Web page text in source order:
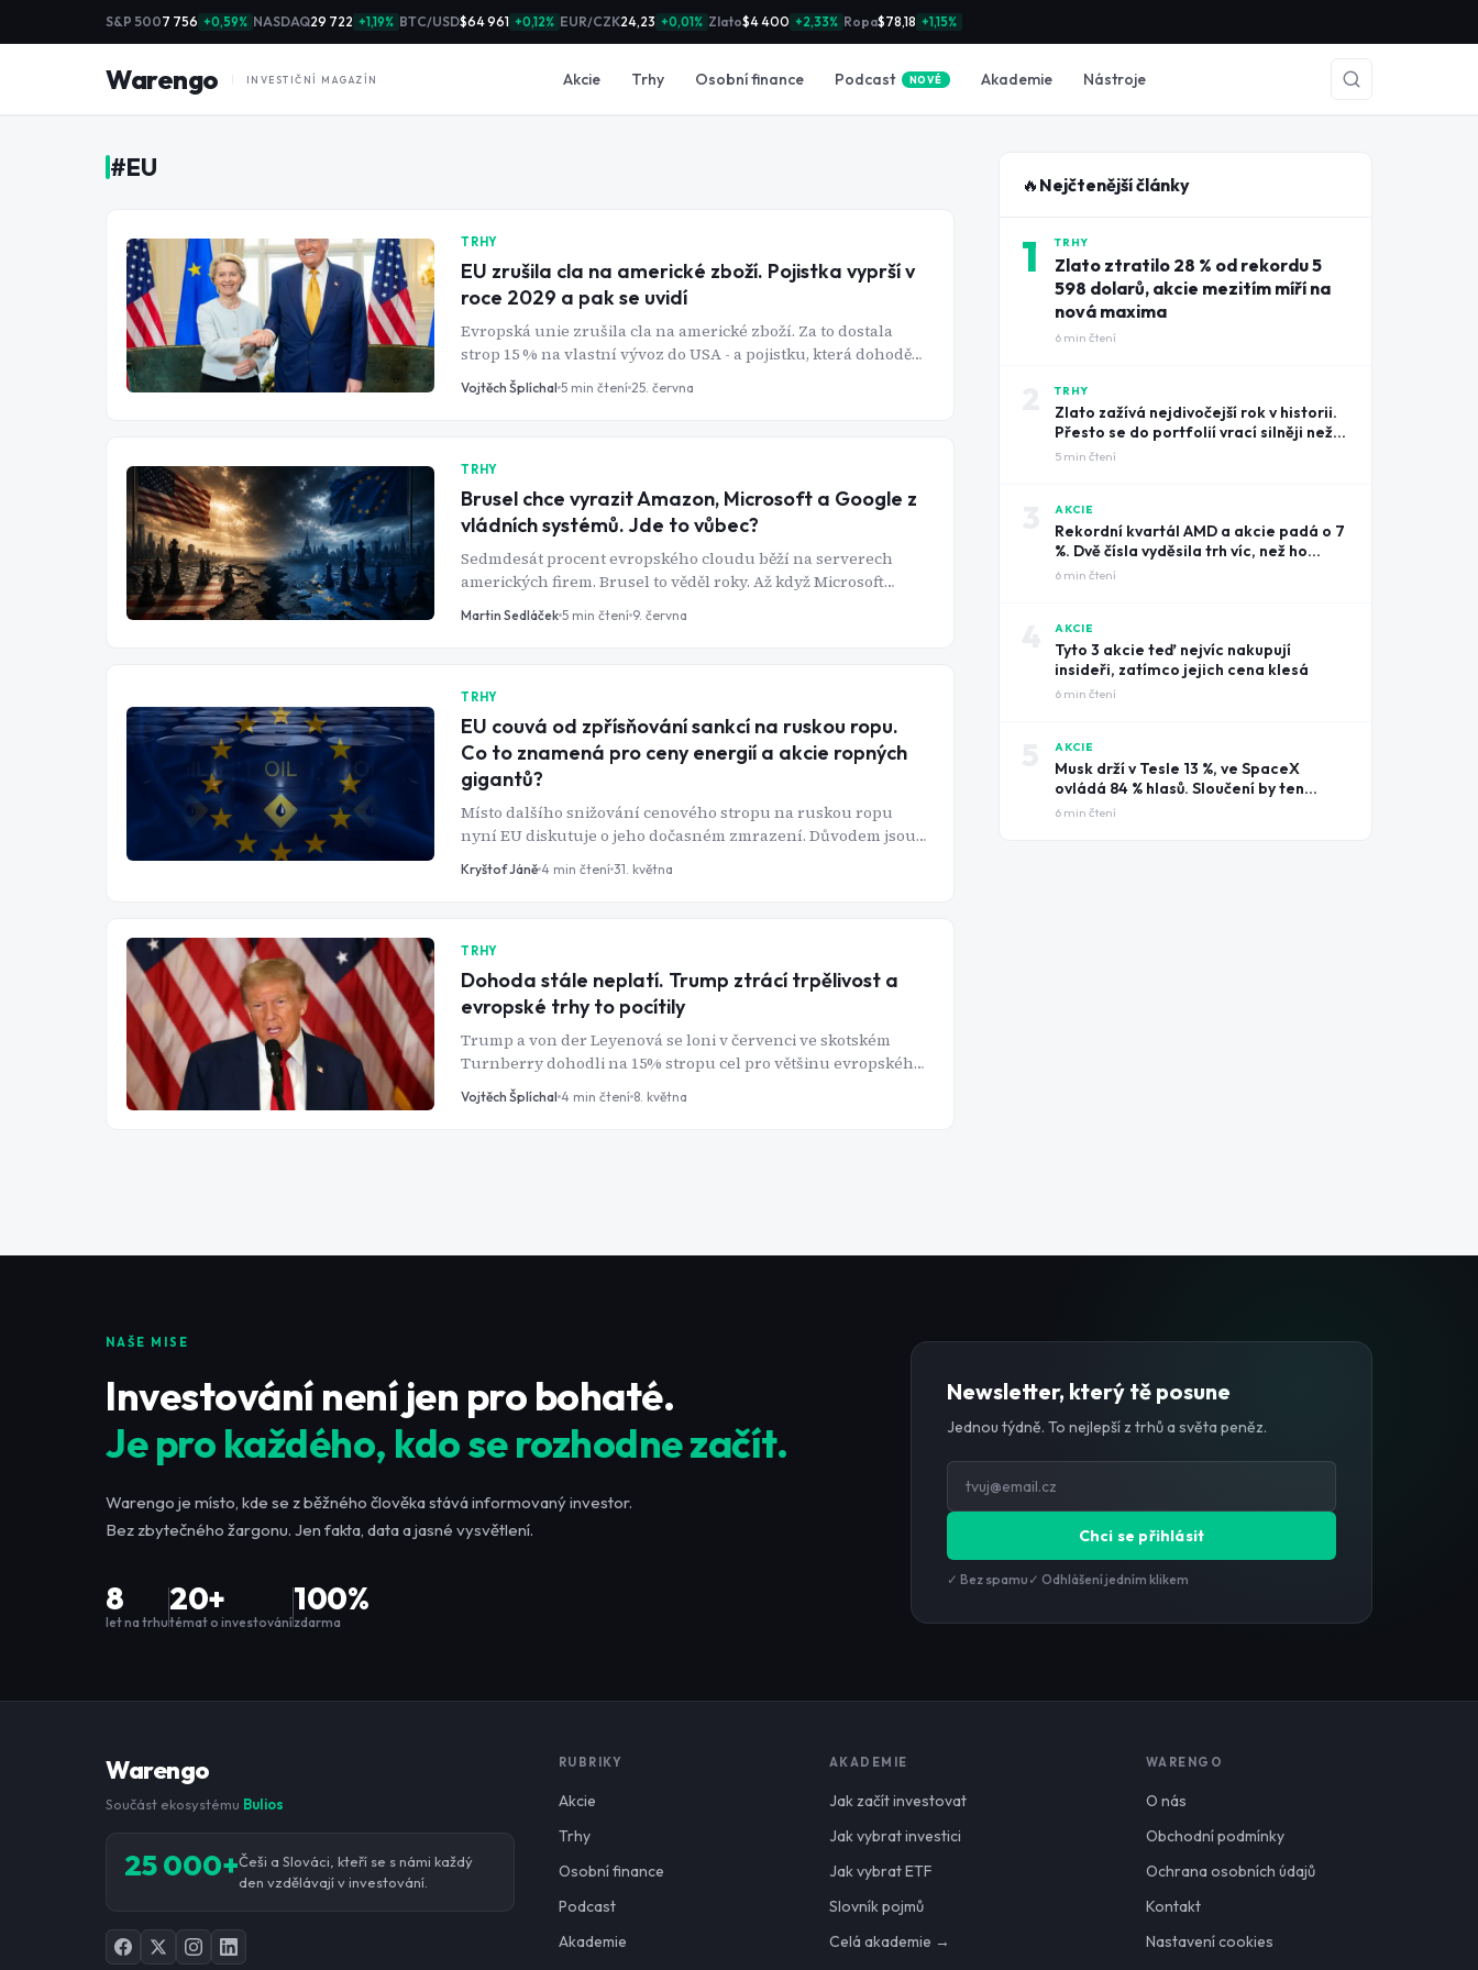
S&P 5007 756 +0,59% NASDAQ29 722 +1,19% BTC/USD$64 961 +0,12% EUR/CZK24,23 +0,01% Zlato$4 400 +2,33% Ropa$78,18 +1,15%
Warengo INVESTIČNÍ MAGAZÍN Akcie Trhy Osobní finance Podcast NOVÉ Akademie Nástroje
#EU
TRHY
EU zrušila cla na americké zboží. Pojistka vyprší v
roce 2029 a pak se uvidí
Evropská unie zrušila cla na americké zboží. Za to dostala
strop 15 % na vlastní vývoz do USA - a pojistku, která dohodě
dává stopku ke konci roku 2029.
Vojtěch Šplíchal 5 min čtení 25. června
TRHY
Brusel chce vyrazit Amazon, Microsoft a Google z
vládních systémů. Jde to vůbec?
Sedmdesát procent evropského cloudu běží na serverech
amerických firem. Brusel to věděl roky. Až když Microsoft
zablokoval e-mail mezinárodnímu soudu, rozhodl se s tím
Martin Sedláček 5 min čtení 9. června
TRHY
EU couvá od zpřísňování sankcí na ruskou ropu.
Co to znamená pro ceny energií a akcie ropných
gigantů?
Místo dalšího snižování cenového stropu na ruskou ropu
nyní EU diskutuje o jeho dočasném zmrazení. Důvodem jsou
rostoucí obavy z vývoje na světovém energetickém trhu.
Napětí na Blízkém východě totiž opět připomnělo, jak citlivá
Kryštof Jáně 4 min čtení 31. května
TRHY
Dohoda stále neplatí. Trump ztrácí trpělivost a
evropské trhy to pocítily
Trump a von der Leyenová se loni v červenci ve skotském
Turnberry dohodli na 15% stropu cel pro většinu evropského
zboží. Devět měsíců poté dohoda stále není schválená a
americký prezident přestává být trpělivý. Ve čtvrtek večer
Vojtěch Šplíchal 4 min čtení 8. května
🔥 Nejčtenější články
1 TRHY
Zlato ztratilo 28 % od rekordu 5
598 dolarů, akcie mezitím míří na
nová maxima
6 min čtení
TRHY
Zlato zažívá nejdivočejší rok v historii.
Přesto se do portfolií vrací silněji než
kdy dřív
5 min čtení
AKCIE
Rekordní kvartál AMD a akcie padá o 7
%. Dvě čísla vyděsila trh víc, než ho
potěšily tržby
6 min čtení
AKCIE
Tyto 3 akcie teď nejvíc nakupují
insideři, zatímco jejich cena klesá
6 min čtení
AKCIE
Musk drží v Tesle 13 %, ve SpaceX
ovládá 84 % hlasů. Sloučení by ten
rozdíl smazalo
6 min čtení
NAŠE MISE
Investování není jen pro bohaté.
Je pro každého, kdo se rozhodne začít.
Warengo je místo, kde se z běžného člověka stává informovaný investor.
Bez zbytečného žargonu. Jen fakta, data a jasné vysvětlení.
8
let na trhu
20+
témat o investování
100%
zdarma
Newsletter, který tě posune
Jednou týdně. To nejlepší z trhů a světa peněz.
Chci se přihlásit
✓ Bez spamu ✓ Odhlášení jedním klikem
Warengo
Součást ekosystému Bulios
25 000+Češi a Slováci, kteří se s námi každý
den vzdělávají v investování.
RUBRIKY
Akcie
Trhy
Osobní finance
Podcast
Akademie
AKADEMIE
Jak začít investovat
Jak vybrat investici
Jak vybrat ETF
Slovník pojmů
Celá akademie →
WARENGO
O nás
Obchodní podmínky
Ochrana osobních údajů
Kontakt
Nastavení cookies